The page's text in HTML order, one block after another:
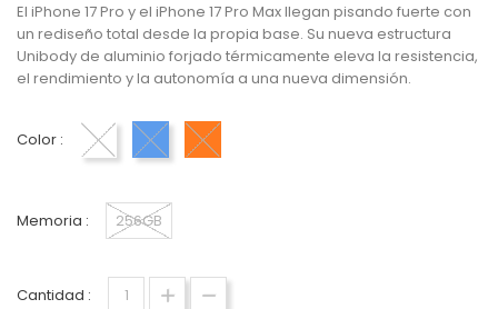
El iPhone 17 Pro y el iPhone 17 Pro Max llegan pisando fuerte con
un rediseño total desde la propia base. Su nueva estructura
Unibody de aluminio forjado térmicamente eleva la resistencia,
el rendimiento y la autonomía a una nueva dimensión.
Color : BlancoAzul Naranja cósmico
Memoria : 256GB
Cantidad :